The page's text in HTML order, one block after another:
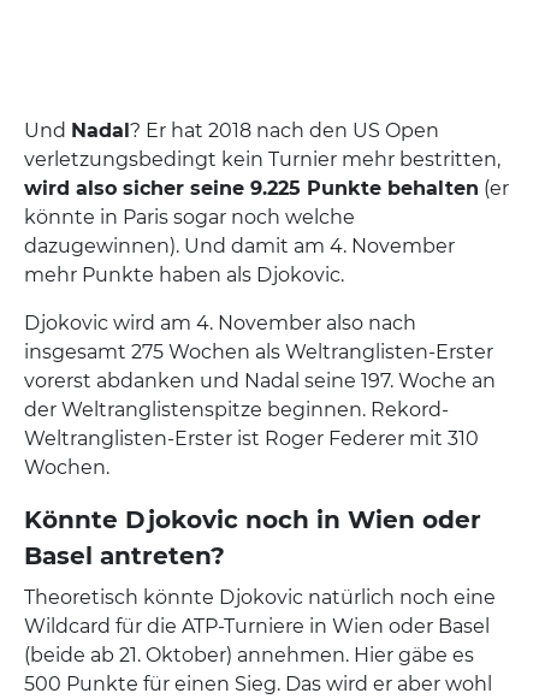
Und Nadal? Er hat 2018 nach den US Open
verletzungsbedingt kein Turnier mehr bestritten,
wird also sicher seine 9.225 Punkte behalten (er
könnte in Paris sogar noch welche
dazugewinnen). Und damit am 4. November
mehr Punkte haben als Djokovic.
Djokovic wird am 4. November also nach
insgesamt 275 Wochen als Weltranglisten-Erster
vorerst abdanken und Nadal seine 197. Woche an
der Weltranglistenspitze beginnen. Rekord-
Weltranglisten-Erster ist Roger Federer mit 310
Wochen.
Könnte Djokovic noch in Wien oder
Basel antreten?
Theoretisch könnte Djokovic natürlich noch eine
Wildcard für die ATP-Turniere in Wien oder Basel
(beide ab 21. Oktober) annehmen. Hier gäbe es
500 Punkte für einen Sieg. Das wird er aber wohl